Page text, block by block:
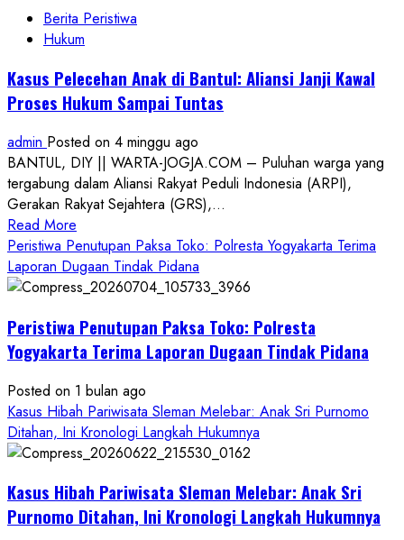
Berita Peristiwa
Hukum
Kasus Pelecehan Anak di Bantul: Aliansi Janji Kawal
Proses Hukum Sampai Tuntas
admin Posted on 4 minggu ago
BANTUL, DIY || WARTA-JOGJA.COM – Puluhan warga yang
tergabung dalam Aliansi Rakyat Peduli Indonesia (ARPI),
Gerakan Rakyat Sejahtera (GRS),...
Read More
more
about
Kasus
Anak
di
Aliansi
Janji
Kawal
Proses
Sampai
Tuntas
Peristiwa Penutupan Paksa Toko: Polresta Yogyakarta Terima
Laporan Dugaan Tindak Pidana
Peristiwa Penutupan Paksa Toko: Polresta
Yogyakarta Terima Laporan Dugaan Tindak Pidana
Posted on 1 bulan ago
Kasus Hibah Pariwisata Sleman Melebar: Anak Sri Purnomo
Ditahan, Ini Kronologi Langkah Hukumnya
Kasus Hibah Pariwisata Sleman Melebar: Anak Sri
Purnomo Ditahan, Ini Kronologi Langkah Hukumnya